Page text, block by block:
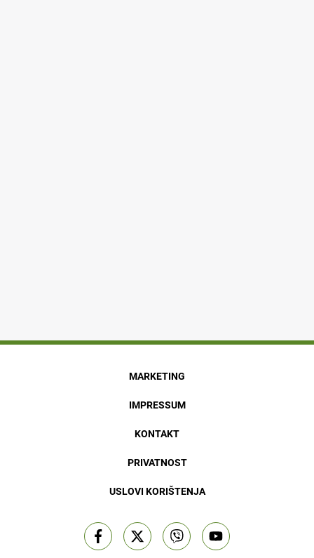
MARKETING
IMPRESSUM
KONTAKT
PRIVATNOST
USLOVI KORIŠTENJA